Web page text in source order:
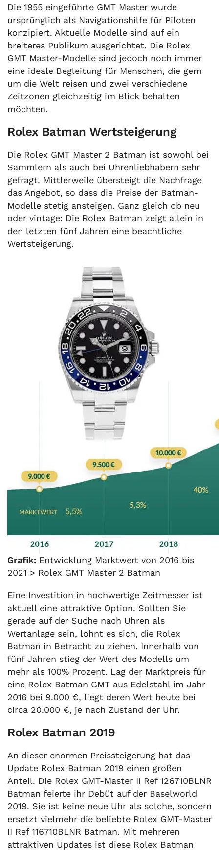
Die 1955 eingeführte GMT Master wurde
ursprünglich als Navigationshilfe für Piloten
konzipiert. Aktuelle Modelle sind auf ein
breiteres Publikum ausgerichtet. Die Rolex
GMT Master-Modelle sind jedoch noch immer
eine ideale Begleitung für Menschen, die gern
um die Welt reisen und zwei verschiedene
Zeitzonen gleichzeitig im Blick behalten
möchten.
Rolex Batman Wertsteigerung
Die Rolex GMT Master 2 Batman ist sowohl bei
Sammlern als auch bei Uhrenliebhabern sehr
gefragt. Mittlerweile übersteigt die Nachfrage
das Angebot, so dass die Preise der Batman-
Modelle stetig ansteigen. Ganz gleich ob neu
oder vintage: Die Rolex Batman zeigt allein in
den letzten fünf Jahren eine beachtliche
Wertsteigerung.
Grafik: Entwicklung Marktwert von 2016 bis
2021 > Rolex GMT Master 2 Batman
Eine Investition in hochwertige Zeitmesser ist
aktuell eine attraktive Option. Sollten Sie
gerade auf der Suche nach Uhren als
Wertanlage sein, lohnt es sich, die Rolex
Batman in Betracht zu ziehen. Innerhalb von
fünf Jahren stieg der Wert des Modells um
mehr als 100% Prozent. Lag der Marktpreis für
eine Rolex Batman GMT aus Edelstahl im Jahr
2016 bei 9.000 €, liegt deren Wert heute bei
circa 20.000 €, je nach Zustand der Uhr.
Rolex Batman 2019
An dieser enormen Preissteigerung hat das
Update Rolex Batman 2019 einen großen
Anteil. Die Rolex GMT-Master II Ref 126710BLNR
Batman feierte ihr Debüt auf der Baselworld
2019. Sie ist keine neue Uhr als solche, sondern
ersetzt vielmehr die beliebte Rolex GMT-Master
II Ref 116710BLNR Batman. Mit mehreren
attraktiven Updates ist diese Rolex Batman